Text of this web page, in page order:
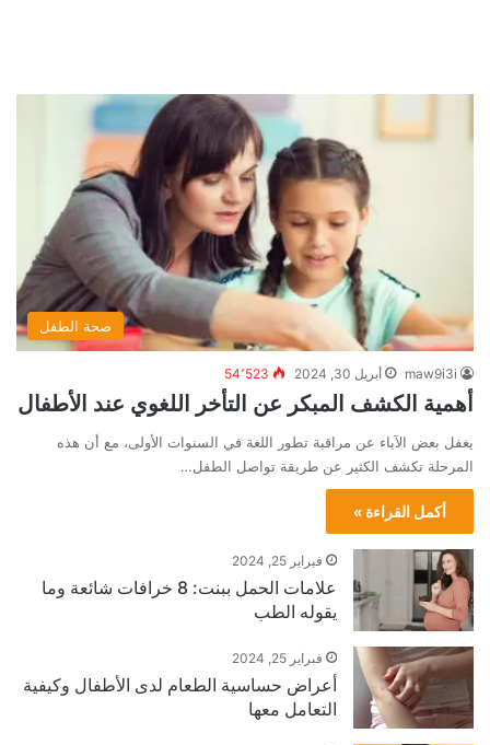
صحة الطفل
maw9i3i أبريل 30, 2024 54٬523
أهمية الكشف المبكر عن التأخر اللغوي عند الأطفال
يغفل بعض الآباء عن مراقبة تطور اللغة في السنوات الأولى، مع أن هذه
المرحلة تكشف الكثير عن طريقة تواصل الطفل…
أكمل القراءة »
فبراير 25, 2024
علامات الحمل ببنت: 8 خرافات شائعة وما
يقوله الطب
فبراير 25, 2024
أعراض حساسية الطعام لدى الأطفال وكيفية
التعامل معها